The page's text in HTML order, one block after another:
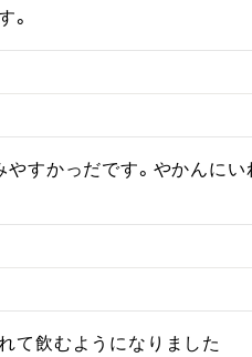
。
すかっだです。やかんに
て飲むようになりました